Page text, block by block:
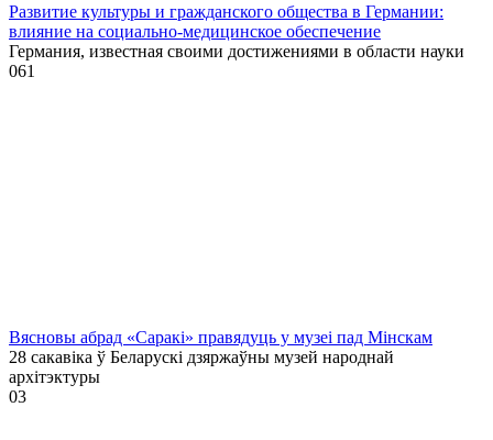
Развитие культуры и гражданского общества в Германии:
влияние на социально-медицинское обеспечение
Германия, известная своими достижениями в области науки
061
Вясновы абрад «Саракі» правядуць у музеі пад Мінскам
28 сакавіка ў Беларускі дзяржаўны музей народнай
архітэктуры
03